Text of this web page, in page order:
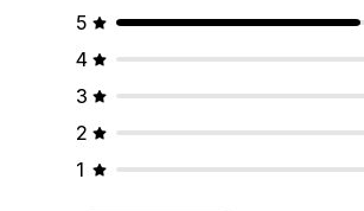
5
4
3
2
1